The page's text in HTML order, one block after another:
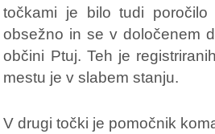
točkami je bilo tudi
obsežno in se v določenem
občini Ptuj. Teh je
mestu je v slabem stanju.
V drugi točki je pomočnik